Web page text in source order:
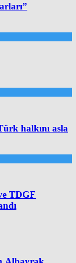
halkını asla
TDGF